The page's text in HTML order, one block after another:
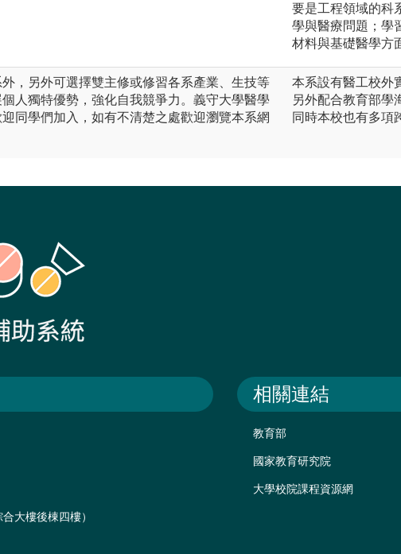
要是工程領域的科
學與醫療問題；學
材料與基礎醫學方
，另外可選擇雙主修或修習各系產業、生技等
人獨特優勢，強化自我競爭力。義守大學醫學
同學們加入，如有不清楚之處歡迎瀏覽本系網
本系設有醫工校外
另外配合教育部學
同時本校也有多項
大樓後棟四樓）
相關連結
教育部
國家教育研究院
大學校院課程資源網